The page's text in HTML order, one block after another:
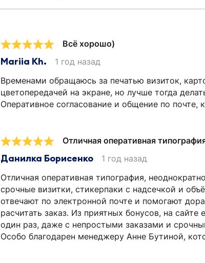
Всё хорошо)
Mariia Kh.
1 год назад
Временами обращаюсь за печатью визиток,
цветопередачей на экране, но лучше тогда
Оперативное согласование и общение по почте,
Отличная оперативная
Данилка Борисенко
1 год назад
Отличная оперативная типография,
срочные визитки, стикерпаки с надсечкой и
отвечают по электронной почте и помогают
расчитать заказ. Из приятных бонусов, на
один раз, даже с непростыми заказами и
Особо благодарен менеджеру Анне Бутиной,